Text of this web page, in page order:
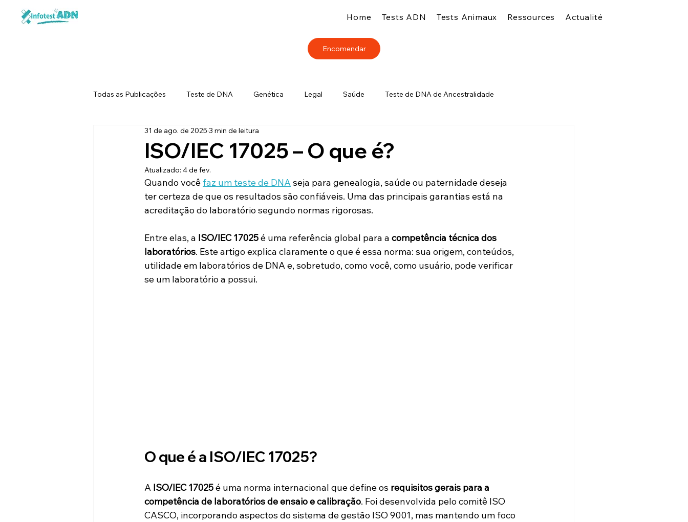
Home Tests ADN Tests Animaux Ressources Actualité
Encomendar
Todas as Publicações Teste de DNA Genética Legal Saúde Teste de DNA de Ancestralidade
Testes de DNA para Animais Laboratórios
ISO/IEC 17025 – O que é?
31 de ago. de 2025 3 min de leitura
Atualizado: 4 de fev.
Quando você faz um teste de DNA seja para genealogia, saúde ou paternidade deseja
ter certeza de que os resultados são confiáveis. Uma das principais garantias está na
acreditação do laboratório segundo normas rigorosas.
Entre elas, a ISO/IEC 17025 é uma referência global para a competência técnica dos
laboratórios. Este artigo explica claramente o que é essa norma: sua origem, conteúdos,
utilidade em laboratórios de DNA e, sobretudo, como você, como usuário, pode verificar
se um laboratório a possui.
O que é a ISO/IEC 17025?
A ISO/IEC 17025 é uma norma internacional que define os requisitos gerais para a
competência de laboratórios de ensaio e calibração. Foi desenvolvida pelo comitê ISO
CASCO, incorporando aspectos do sistema de gestão ISO 9001, mas mantendo um foco